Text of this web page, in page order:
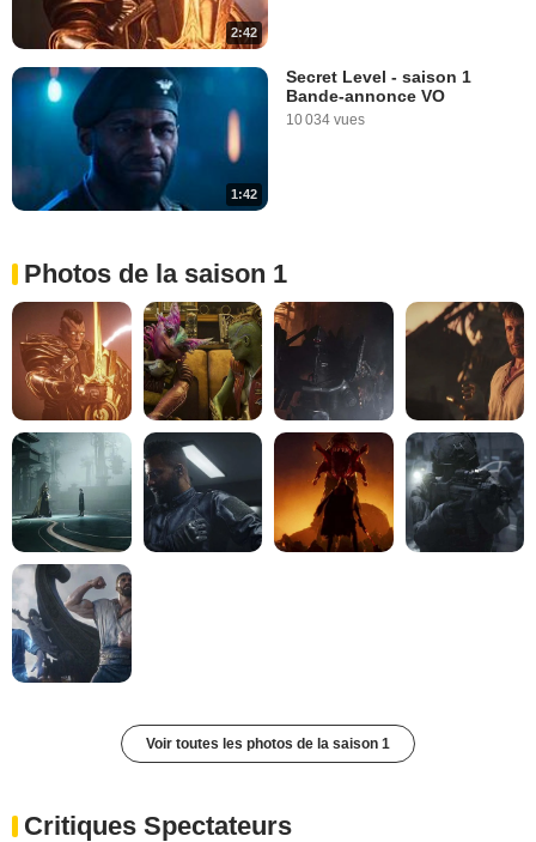
2:42
1:42
Secret Level - saison 1
Bande-annonce VO
10 034 vues
Photos de la saison 1
Voir toutes les photos de la saison 1
Critiques Spectateurs